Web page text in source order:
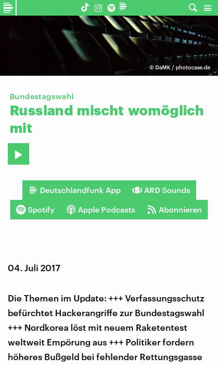
© DaMK / photocase.de
Bundestagswahl
Russland mischt womöglich
mit
Deutschlandfunk App ARD Sounds
Spotify Apple Podcasts Abonnieren
04. Juli 2017
Die Themen im Update: +++ Verfassungsschutz
befürchtet Hackerangriffe zur Bundestagswahl
+++ Nordkorea löst mit neuem Raketentest
weltweit Empörung aus +++ Politiker fordern
höheres Bußgeld bei fehlender Rettungsgasse